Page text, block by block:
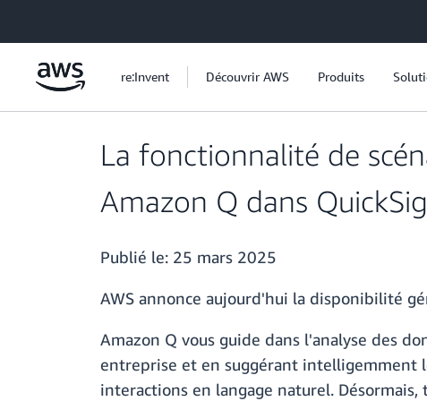
re:Invent Découvrir AWS Produits
La fonctionnalité de
Amazon Q dans
Publié le: 25 mars 2025
AWS annonce aujourd'hui la disponibilité
Amazon Q vous guide dans l'analyse des
entreprise et en suggérant intelligemment
interactions en langage naturel.